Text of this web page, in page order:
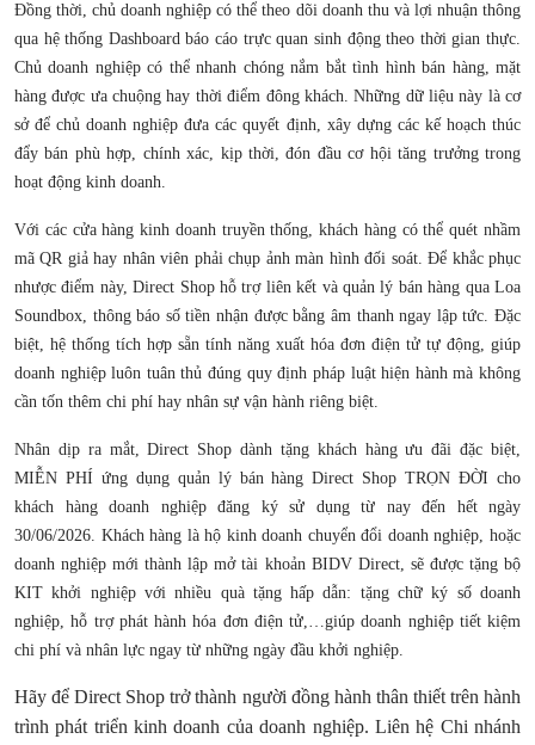
Đồng thời, chủ doanh nghiệp có thể theo dõi doanh thu và lợi nhuận thông
qua hệ thống Dashboard báo cáo trực quan sinh động theo thời gian thực.
Chủ doanh nghiệp có thể nhanh chóng nắm bắt tình hình bán hàng, mặt
hàng được ưa chuộng hay thời điểm đông khách. Những dữ liệu này là cơ
sở để chủ doanh nghiệp đưa các quyết định, xây dựng các kế hoạch thúc
đẩy bán phù hợp, chính xác, kịp thời, đón đầu cơ hội tăng trưởng trong
hoạt động kinh doanh.
Với các cửa hàng kinh doanh truyền thống, khách hàng có thể quét nhầm
mã QR giả hay nhân viên phải chụp ảnh màn hình đối soát. Để khắc phục
nhược điểm này, Direct Shop hỗ trợ liên kết và quản lý bán hàng qua Loa
Soundbox, thông báo số tiền nhận được bằng âm thanh ngay lập tức. Đặc
biệt, hệ thống tích hợp sẵn tính năng xuất hóa đơn điện tử tự động, giúp
doanh nghiệp luôn tuân thủ đúng quy định pháp luật hiện hành mà không
cần tốn thêm chi phí hay nhân sự vận hành riêng biệt.
Nhân dịp ra mắt, Direct Shop dành tặng khách hàng ưu đãi đặc biệt,
MIỄN PHÍ ứng dụng quản lý bán hàng Direct Shop TRỌN ĐỜI cho
khách hàng doanh nghiệp đăng ký sử dụng từ nay đến hết ngày
30/06/2026. Khách hàng là hộ kinh doanh chuyển đổi doanh nghiệp, hoặc
doanh nghiệp mới thành lập mở tài khoản BIDV Direct, sẽ được tặng bộ
KIT khởi nghiệp với nhiều quà tặng hấp dẫn: tặng chữ ký số doanh
nghiệp, hỗ trợ phát hành hóa đơn điện tử,…giúp doanh nghiệp tiết kiệm
chi phí và nhân lực ngay từ những ngày đầu khởi nghiệp.
Hãy để Direct Shop trở thành người đồng hành thân thiết trên hành
trình phát triển kinh doanh của doanh nghiệp. Liên hệ Chi nhánh